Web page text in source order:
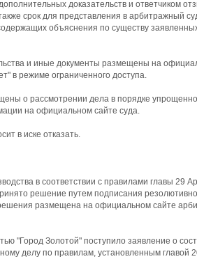
доказательств и ответчиком
срок для представления в арбитражный
объяснения по существу
и иные документы размещены на
в режиме ограниченного доступа.
о рассмотрении дела в порядке
на официальном сайте суда.
в иске отказать.
в соответствии с правилами главы 29
решение путем подписания
размещена на официальном сайте
"Город Золотой" поступило заявление о
делу по правилам, установленным главой